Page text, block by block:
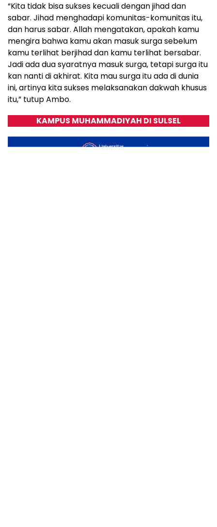
“Kita tidak bisa sukses kecuali dengan jihad dan
sabar. Jihad menghadapi komunitas-komunitas itu,
dan harus sabar. Allah mengatakan, apakah kamu
mengira bahwa kamu akan masuk surga sebelum
kamu terlihat berjihad dan kamu terlihat bersabar.
Jadi ada dua syaratnya masuk surga, tetapi surga itu
kan nanti di akhirat. Kita mau surga itu ada di dunia
ini, artinya kita sukses melaksanakan dakwah khusus
itu,” tutup Ambo.
KAMPUS MUHAMMADIYAH DI SULSEL